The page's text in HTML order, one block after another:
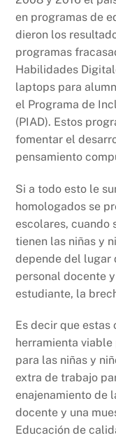
en programas de
dieron los
programas
Habilidades
laptops para
el Programa de
(PIAD). Estos
fomentar el
pensamiento
Si a todo esto le
homologados se
escolares, cuando
tienen las niñas y
depende del lugar
personal docente
estudiante, la
Es decir que estas
herramienta
para las niñas y
extra de trabajo
enajenamiento de
docente y una
Educación de